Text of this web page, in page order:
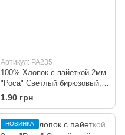
Артикул: PA235
100% Хлопок с пайеткой 2мм
"Роса" Светлый бирюзовый,
пайетка золото
1.90 грн
НОВИНКА